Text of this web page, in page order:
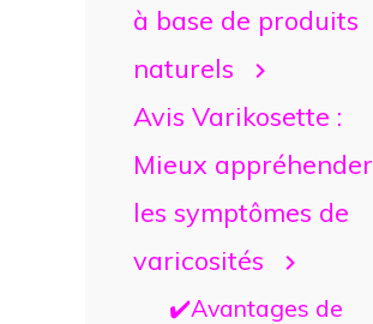
à base de produits
naturels
Avis Varikosette :
Mieux appréhender
les symptômes de
varicosités
✔️Avantages de